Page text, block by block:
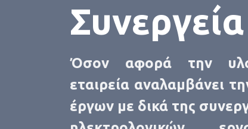
Συνεργεία
Όσον αφορά την
εταιρεία αναλαμβάνει
έργων με δικά της